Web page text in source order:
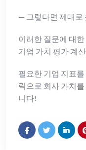
— 그렇다면 제대로
이러한 질문에 대
기업 가치 평가 계
필요한 기업 지표
릭으로 회사 가치
니다!